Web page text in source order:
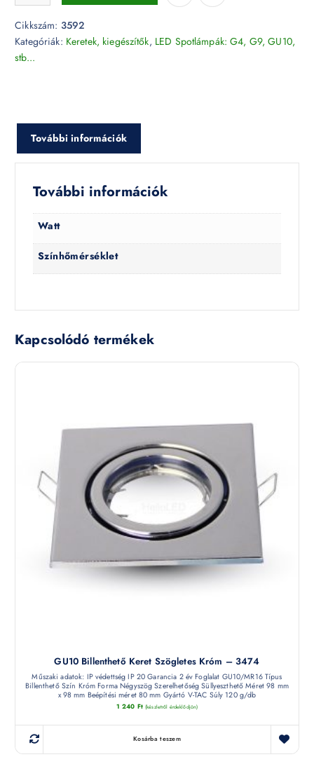
Cikkszám: 3592
Kategóriák: Keretek, kiegészítők, LED Spotlámpák: G4, G9, GU10,
stb...
További információk
További információk
Watt
Színhőmérséklet
Kapcsolódó termékek
GU10 Billenthető Keret Szögletes Króm – 3474
Műszaki adatok: IP védettség IP 20 Garancia 2 év Foglalat GU10/MR16 Típus
Billenthető Szín Króm Forma Négyszög Szerelhetőség Süllyeszthető Méret 98 mm
x 98 mm Beépítési méret 80 mm Gyártó V-TAC Súly 120 g/db
1 240 Ft (készletről érdeklődjön)
Kosárba teszem